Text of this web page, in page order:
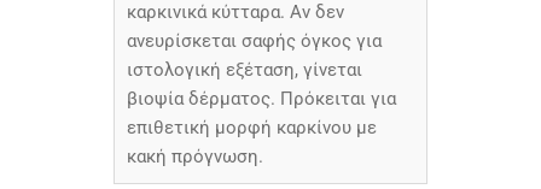
καρκινικά κύτταρα. Αν δεν
ανευρίσκεται σαφής όγκος για
ιστολογική εξέταση, γίνεται
βιοψία δέρματος. Πρόκειται για
επιθετική μορφή καρκίνου με
κακή πρόγνωση.